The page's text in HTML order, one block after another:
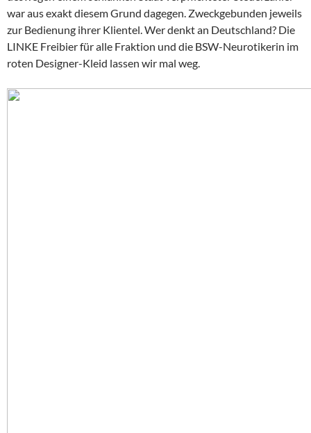
war aus exakt diesem Grund dagegen. Zweckgebunden jeweils
zur Bedienung ihrer Klientel. Wer denkt an Deutschland? Die
LINKE Freibier für alle Fraktion und die BSW-Neurotikerin im
roten Designer-Kleid lassen wir mal weg.